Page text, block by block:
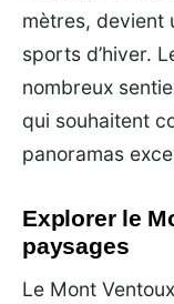
mètres, devient
sports d’hiver.
nombreux
qui souhaitent
panoramas
Explorer le
paysages
Le Mont